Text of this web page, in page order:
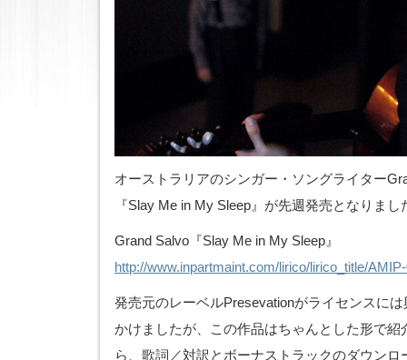
オーストラリアのシンガー・ソングライター
『Slay Me in My Sleep』が先週発売となりまし
Grand Salvo『Slay Me in My Sleep』
http://www.inpartmaint.com/lirico/lirico_title/
発売元のレーベルPresevationがライセンスに
かけましたが、この作品はちゃんとした形で紹
ら、歌詞／対訳とボーナストラックのダウン